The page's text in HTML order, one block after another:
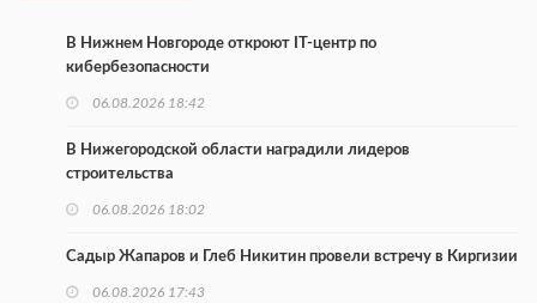
В Нижнем Новгороде откроют IT-центр по
кибербезопасности
06.08.2026 18:42
В Нижегородской области наградили лидеров
строительства
06.08.2026 18:02
Садыр Жапаров и Глеб Никитин провели встречу в Киргизии
06.08.2026 17:43